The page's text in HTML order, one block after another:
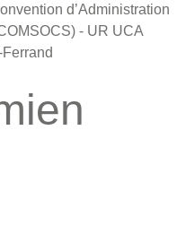
d’Administration
- UR UCA